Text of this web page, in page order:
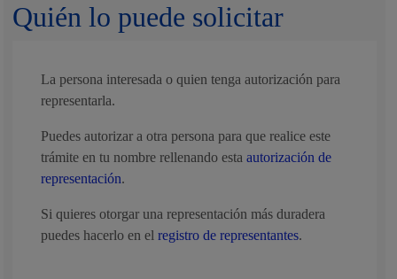
Quién lo puede solicitar
La persona interesada o quien tenga autorización para
representarla.
Puedes autorizar a otra persona para que realice este
trámite en tu nombre rellenando estaautorización de
representación.
Si quieres otorgar una representación más duradera
puedes hacerlo en elregistro de representantes.